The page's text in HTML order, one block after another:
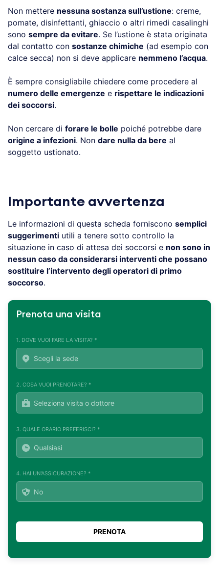
Non mettere nessuna sostanza sull’ustione: creme,
pomate, disinfettanti, ghiaccio o altri rimedi casalinghi
sono sempre da evitare. Se l’ustione è stata originata
dal contatto con sostanze chimiche (ad esempio con
calce secca) non si deve applicare nemmeno l’acqua.
È sempre consigliabile chiedere come procedere al
numero delle emergenze e rispettare le indicazioni
dei soccorsi.
Non cercare di forare le bolle poiché potrebbe dare
origine a infezioni. Non dare nulla da bere al
soggetto ustionato.
Importante avvertenza
Le informazioni di questa scheda forniscono semplici
suggerimenti utili a tenere sotto controllo la
situazione in caso di attesa dei soccorsi e non sono in
nessun caso da considerarsi interventi che possano
sostituire l’intervento degli operatori di primo
soccorso.
Prenota una visita
1. DOVE VUOI FARE LA VISITA? *
2. COSA VUOI PRENOTARE? *
3. QUALE ORARIO PREFERISCI? *
4. HAI UN'ASSICURAZIONE? *